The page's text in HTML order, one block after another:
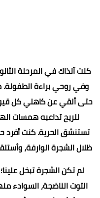
كنت آنذاك في المرحلة
وفي روحي براءة
حتى ألقي عن كاهلي كل
للريح تداعبه همسات
تستنشق الحرية. كنت أفرد
ظلال الشجرة الوارفة،